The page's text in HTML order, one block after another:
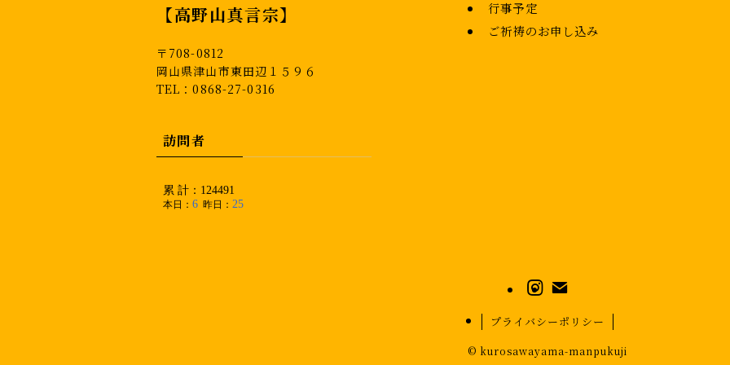
【高野山真言宗】
〒708-0812
岡山県津山市東田辺１５９６
TEL：0868-27-0316
訪問者
行事予定
ご祈祷のお申し込み
プライバシーポリシー
© kurosawayama-manpukuji